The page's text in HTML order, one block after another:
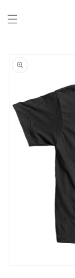
obsah
informácie
o produkte